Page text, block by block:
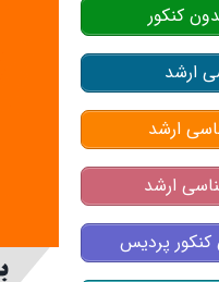
کنکور
ارشد
ارشد
ارشد
کنکور پردیس